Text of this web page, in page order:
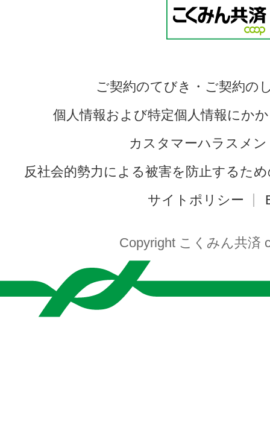
ご契約のてびき・ご契約の
個人情報および特定個人情報にか
カスタマーハラスメ
反社会的勢力による被害を防止するた
サイトポリシー
Copyright こくみん共済